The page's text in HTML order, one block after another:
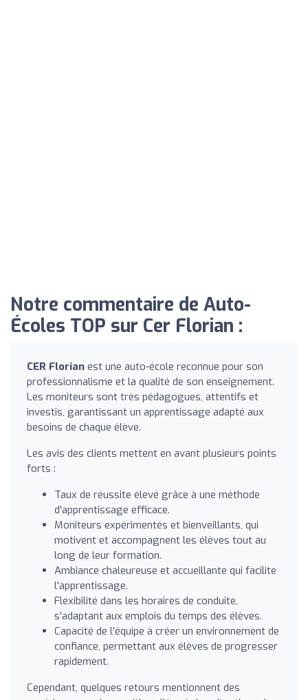
Notre commentaire de Auto-
Écoles TOP sur Cer Florian :
CER Florian est une auto-école reconnue pour son
professionnalisme et la qualité de son enseignement.
Les moniteurs sont très pédagogues, attentifs et
investis, garantissant un apprentissage adapté aux
besoins de chaque élève.
Les avis des clients mettent en avant plusieurs points
forts :
Taux de réussite élevé grâce à une méthode
d'apprentissage efficace.
Moniteurs expérimentés et bienveillants, qui
motivent et accompagnent les élèves tout au
long de leur formation.
Ambiance chaleureuse et accueillante qui facilite
l'apprentissage.
Flexibilité dans les horaires de conduite,
s'adaptant aux emplois du temps des élèves.
Capacité de l'équipe à créer un environnement de
confiance, permettant aux élèves de progresser
rapidement.
Cependant, quelques retours mentionnent des